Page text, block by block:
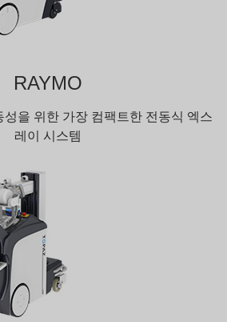
RAYMO
을 위한 가장 컴팩트한 전동식 엑스
레이 시스템